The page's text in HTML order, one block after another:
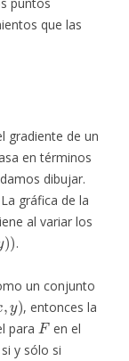
que las
gradiente de un
en términos
dibujar.
gráfica de la
al variar los
.
un conjunto
, entonces la
para
F
en el
si y sólo si